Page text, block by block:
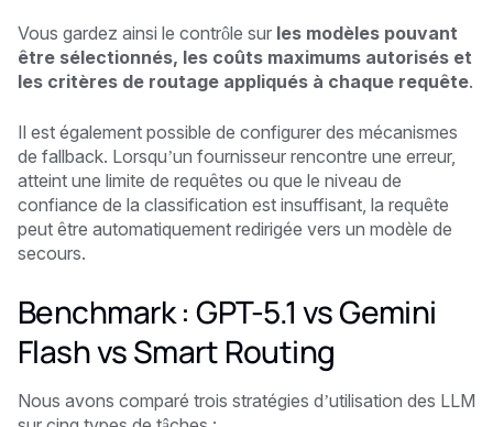
Vous gardez ainsi le contrôle sur les modèles pouvant
être sélectionnés, les coûts maximums autorisés et
les critères de routage appliqués à chaque requête.
Il est également possible de configurer des mécanismes
de fallback. Lorsqu’un fournisseur rencontre une erreur,
atteint une limite de requêtes ou que le niveau de
confiance de la classification est insuffisant, la requête
peut être automatiquement redirigée vers un modèle de
secours.
Benchmark : GPT-5.1 vs Gemini
Flash vs Smart Routing
Nous avons comparé trois stratégies d’utilisation des LLM